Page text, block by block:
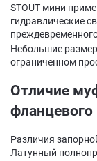
STOUT мини
гидравлические
Небольшие
ограниченном
Отличие
фланцевого
Различия
Латунный